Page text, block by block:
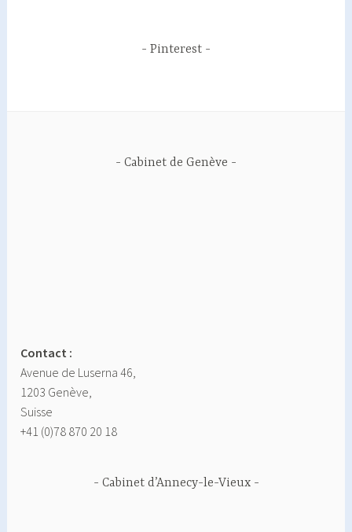
Pinterest
Cabinet de Genève
Contact :
Avenue de Luserna 46,
1203 Genève,
Suisse
+41 (0)78 870 20 18
Cabinet d’Annecy-le-Vieux